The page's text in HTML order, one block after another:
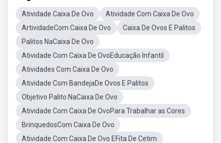
Atividade Caixa De Ovo
Atividade Com Caixa De Ovo
ArtividadeCom Caixa De Ovo
Caixa De Ovos E Palitos
Palitos NaCaixa De Ovo
Atividade Com Caixa De OvoEducação Infantil
Atividades Com Caixa De Ovo
Atividade Com BandejaDe Ovos E Palitos
Objetivo Palito NaCaixa De Ovo
Atividade Com Caixa De OvoPara Trabalhar as Cores
BrinquedosCom Caixa De Ovo
Atividade Com Caixa De Ovo EFita De Cetim